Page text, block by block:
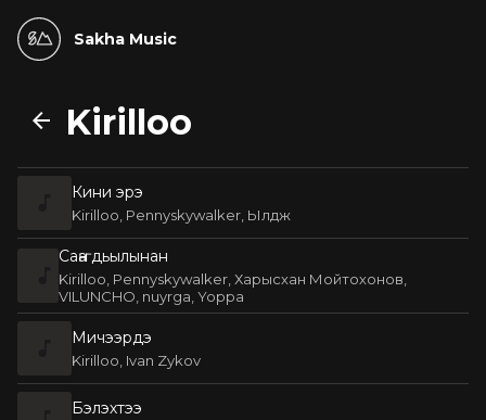
Sakha Music
Kirilloo
Кини эрэ
Kirilloo, Pennyskywalker, Ылдж
Саҥа дьылынан
Kirilloo, Pennyskywalker, Харысхан Мойтохонов,
VILUNCHO, nuyrga, Yoppa
Мичээрдэ
Kirilloo, Ivan Zykov
Бэлэхтээ